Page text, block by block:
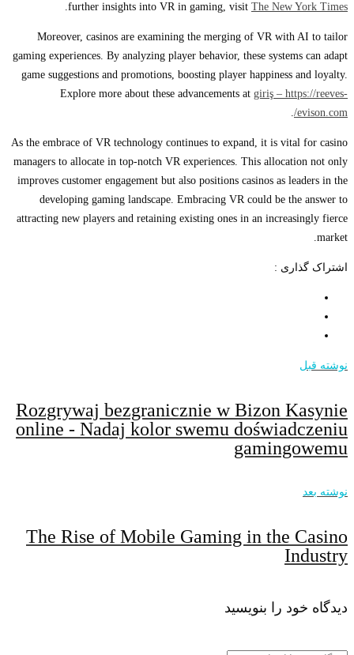
further insights into VR in gaming, visit The New York Times
.
Moreover, casinos are examining the merging of VR with AI to tailor
gaming experiences. By analyzing player behavior, these systems can adapt
game suggestions and promotions, boosting player happiness and loyalty.
Explore more about these advancements at giriş – https://reeves-
evison.com/
.
As the embrace of VR technology continues to expand, it is vital for casino
managers to allocate in top-notch VR experiences. This allocation not only
improves customer engagement but also positions casinos as leaders in the
developing gaming landscape. Embracing VR could be the answer to
attracting new players and retaining existing ones in an increasingly fierce
market.
اشتراک گذاری :
نوشته قبل
Rozgrywaj bezgranicznie w Bizon Kasynie
online - Nadaj kolor swemu doświadczeniu
gamingowemu
نوشته بعد
The Rise of Mobile Gaming in the Casino
Industry
دیدگاه خود را بنویسید